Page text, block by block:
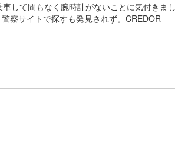
して間もなく腕時計がないことに気付きまし
察サイトで探すも発見されず。CREDOR